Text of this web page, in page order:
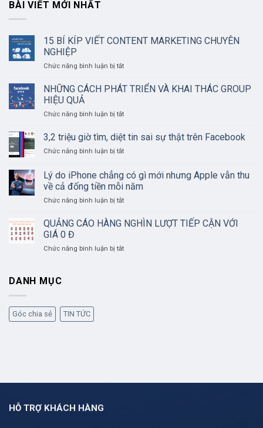
BÀI VIẾT MỚI NHẤT
15 BÍ KÍP VIẾT CONTENT MARKETING CHUYÊN
NGHIỆP
Chức năng bình luận bị tắtở
BÍ
CONTENT
CHUYÊN
NHỮNG CÁCH PHÁT TRIỂN VÀ KHAI THÁC GROUP
HIỆU QUẢ
Chức năng bình luận bị tắtở
CÁCH
TRIỂN
KHAI
THÁC
HIỆU
3,2 triệu giờ tìm, diệt tin sai sự thật trên Facebook
Chức năng bình luận bị tắtở
triệu
giờ
tìm,
diệt
sai
trên
Lý do iPhone chẳng có gì mới nhưng Apple vẫn thu
về cả đống tiền mỗi năm
Chức năng bình luận bị tắtở
do
có
QUẢNG CÁO HÀNG NGHÌN LƯỢT TIẾP CẬN VỚI
GIÁ 0 Đ
Chức năng bình luận bị tắtở
DANH MỤC
Góc chia sẻ TIN TỨC
HỖ TRỢ KHÁCH HÀNG